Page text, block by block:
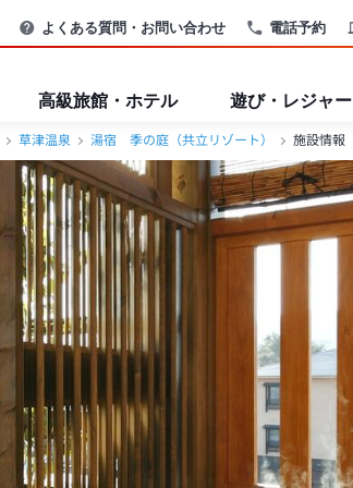
電話予約
よくある質問・お問い合わせ
高級旅館・ホテル 遊び・レジャー
草津温泉 湯宿 季の庭（共立リゾート） 施設情報